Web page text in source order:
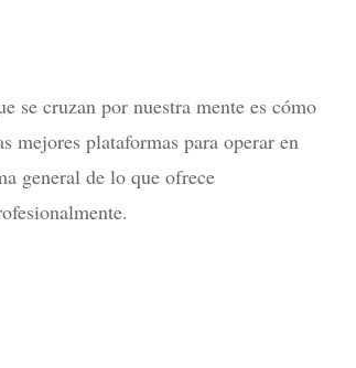
se cruzan por nuestra mente es cómo
mejores plataformas para operar en
general de lo que ofrece